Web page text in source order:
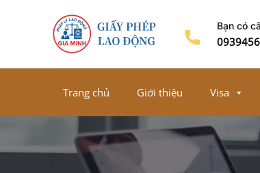
nội
Bạn có
Trang chủ Giới thiệu Visa